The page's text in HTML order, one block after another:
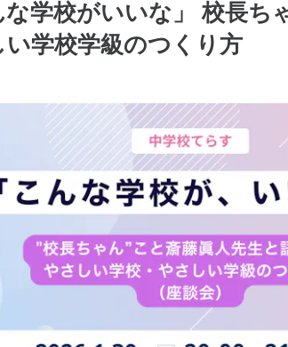
な学校がいいな」 校長ち
学校学級のつくり方